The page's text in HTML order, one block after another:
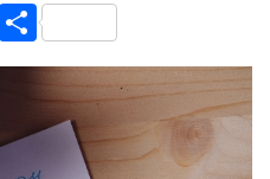
Li 共
有